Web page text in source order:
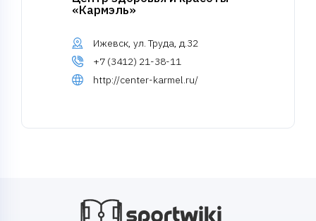
«Кармэль»
Ижевск, ул. Труда, д.32
+7 (3412) 21-38-11
http://center-karmel.ru/